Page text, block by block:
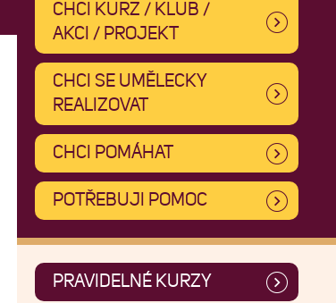
CHCI KURZ / KLUB /
AKCI / PROJEKT
CHCI SE UMĚLECKY
REALIZOVAT
CHCI POMÁHAT
POTŘEBUJI POMOC
PRAVIDELNÉ KURZY